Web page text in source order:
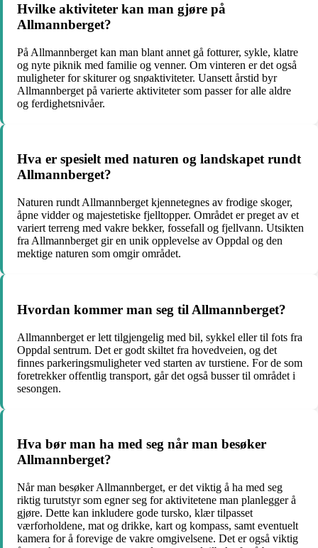
Hvilke aktiviteter kan man gjøre på
Allmannberget?
På Allmannberget kan man blant annet gå fotturer, sykle, klatre
og nyte piknik med familie og venner. Om vinteren er det også
muligheter for skiturer og snøaktiviteter. Uansett årstid byr
Allmannberget på varierte aktiviteter som passer for alle aldre
og ferdighetsnivåer.
Hva er spesielt med naturen og landskapet rundt
Allmannberget?
Naturen rundt Allmannberget kjennetegnes av frodige skoger,
åpne vidder og majestetiske fjelltopper. Området er preget av et
variert terreng med vakre bekker, fossefall og fjellvann. Utsikten
fra Allmannberget gir en unik opplevelse av Oppdal og den
mektige naturen som omgir området.
Hvordan kommer man seg til Allmannberget?
Allmannberget er lett tilgjengelig med bil, sykkel eller til fots fra
Oppdal sentrum. Det er godt skiltet fra hovedveien, og det
finnes parkeringsmuligheter ved starten av turstiene. For de som
foretrekker offentlig transport, går det også busser til området i
sesongen.
Hva bør man ha med seg når man besøker
Allmannberget?
Når man besøker Allmannberget, er det viktig å ha med seg
riktig turutstyr som egner seg for aktivitetene man planlegger å
gjøre. Dette kan inkludere gode tursko, klær tilpasset
værforholdene, mat og drikke, kart og kompass, samt eventuelt
kamera for å forevige de vakre omgivelsene. Det er også viktig